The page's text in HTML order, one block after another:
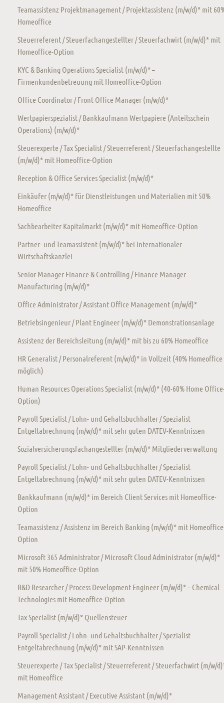
Teamassistenz Projektmanagement / Projektassistenz (m/w/d)* mit
Homeoffice
Steuerreferent / Steuerfachangestellter / Steuerfachwirt (m/w/d)* mit
Homeoffice-Option
KYC & Banking Operations Specialist (m/w/d)* –
Firmenkundenbetreuung mit Homeoffice-Option
Office Coordinator / Front Office Manager (m/w/d)*
Wertpapierspezialist / Bankkaufmann Wertpapiere (Anteilsschein
Operations) (m/w/d)*
Steuerexperte / Tax Specialist / Steuerreferent / Steuerfachangestellte
(m/w/d)* mit Homeoffice-Option
Reception & Office Services Specialist (m/w/d)*
Einkäufer (m/w/d)* für Dienstleistungen und Materialien mit 50%
Homeoffice
Sachbearbeiter Kapitalmarkt (m/w/d)* mit Homeoffice-Option
Partner- und Teamassistent (m/w/d)* bei internationaler
Wirtschaftskanzlei
Senior Manager Finance & Controlling / Finance Manager
Manufacturing (m/w/d)*
Office Administrator / Assistant Office Management (m/w/d)*
Betriebsingenieur / Plant Engineer (m/w/d)* Demonstrationsanlage
Assistenz der Bereichsleitung (m/w/d)* mit bis zu 60% Homeoffice
HR Generalist / Personalreferent (m/w/d)* in Vollzeit (40% Homeoffice
möglich)
Human Resources Operations Specialist (m/w/d)* (40-60% Home
Option)
Payroll Specialist / Lohn- und Gehaltsbuchhalter / Spezialist
Entgeltabrechnung (m/w/d)* mit sehr guten DATEV-Kenntnissen
Sozialversicherungsfachangestellter (m/w/d)* Mitgliederverwaltung
Payroll Specialist / Lohn- und Gehaltsbuchhalter / Spezialist
Entgeltabrechnung (m/w/d)* mit sehr guten DATEV-Kenntnissen
Bankkaufmann (m/w/d)* im Bereich Client Services mit Homeoffice-
Option
Teamassistenz / Assistenz im Bereich Banking (m/w/d)* mit
Option
Microsoft 365 Administrator / Microsoft Cloud Administrator (m/w/d)*
mit 50% Homeoffice-Option
R&D Researcher / Process Development Engineer (m/w/d)* – Chemical
Technologies mit Homeoffice-Option
Tax Specialist (m/w/d)* Quellensteuer
Payroll Specialist / Lohn- und Gehaltsbuchhalter / Spezialist
Entgeltabrechnung (m/w/d)* mit SAP-Kenntnissen
Steuerexperte / Tax Specialist / Steuerreferent / Steuerfachwirt (m/w/
mit Homeoffice
Management Assistant / Executive Assistant (m/w/d)*